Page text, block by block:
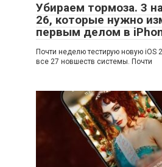
Убираем тормоза. 3
26, которые нужно
первым делом в
Почти неделю тестирую новую iOS
все 27 новшеств системы. Почти